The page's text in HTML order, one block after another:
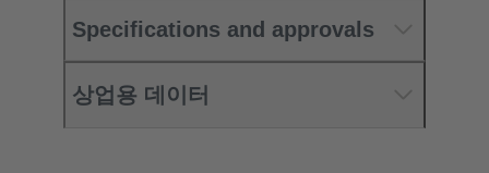
Specifications and approvals
상업용 데이터